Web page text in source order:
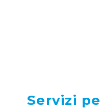
Servizi